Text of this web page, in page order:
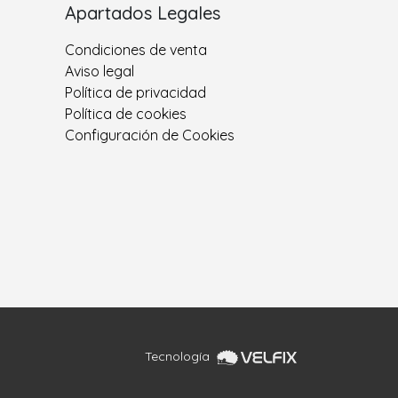
Apartados Legales
Condiciones de venta
Aviso legal
Política de privacidad
Política de cookies
Configuración de Cookies
Tecnología